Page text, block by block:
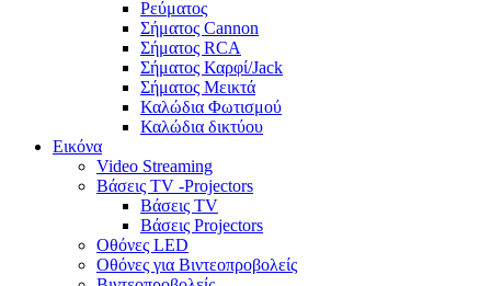
Ρεύματος
Σήματος Cannon
Σήματος RCA
Σήματος Καρφί/Jack
Σήματος Μεικτά
Καλώδια Φωτισμού
Καλώδια δικτύου
Εικόνα
Video Streaming
Βάσεις TV -Projectors
Βάσεις TV
Βάσεις Projectors
Οθόνες LED
Οθόνες για Βιντεοπροβολείς